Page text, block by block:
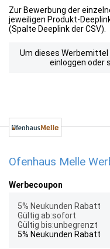
Zur Bewerbung der
jeweiligen Produkt-
(Spalte Deeplink der CSV).
Um dieses
einloggen oder
Ofenhaus Melle
Werbecoupon
5% Neukunden Rabatt
Gültig ab:sofort
Gültig bis:unbegrenzt
5% Neukunden Rabatt